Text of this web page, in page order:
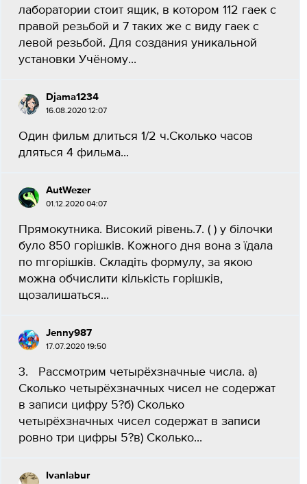
лаборатории стоит ящик, в котором 112 гаек с
правой резьбой и 7 таких же с виду гаек с
левой резьбой. Для создания уникальной
установки Учёному...
Djama1234
16.08.2020 12:07
Один фильм длиться 1/2 ч.Сколько часов
дляться 4 фильма...
AutWezer
01.12.2020 04:07
Прямокутника. Високий рівень.7. ( ) у білочки
було 850 горішків. Кожного дня вона з їдала
по mгорішків. Складіть формулу, за якою
можна обчислити кількість горішків,
щозалишаться...
Jenny987
17.07.2020 19:50
3. Рассмотрим четырёхзначные числа. а)
Сколько четырёхзначных чисел не содержат
в записи цифру 5?б) Сколько
четырёхзначных чисел содержат в записи
ровно три цифры 5?в) Сколько...
Ivanlabur